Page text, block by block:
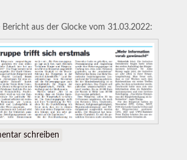
Bericht aus der Glocke vom 31.03.2022:
schreiben